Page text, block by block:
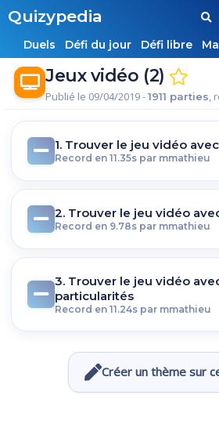
Quizypedia
Duels
Défi du jour Défi libre
Jeux vidéo (2)
Publié le 09/04/2019 -1911 parties,
1. Trouver le jeu vidéo
Record en 11.35s par mmathieu
2. Trouver le jeu vidéo
Record en 9.78s par mmathieu
3. Trouver le jeu vidéo
particularités
Record en 11.24s par mmathieu
Créer un thème sur